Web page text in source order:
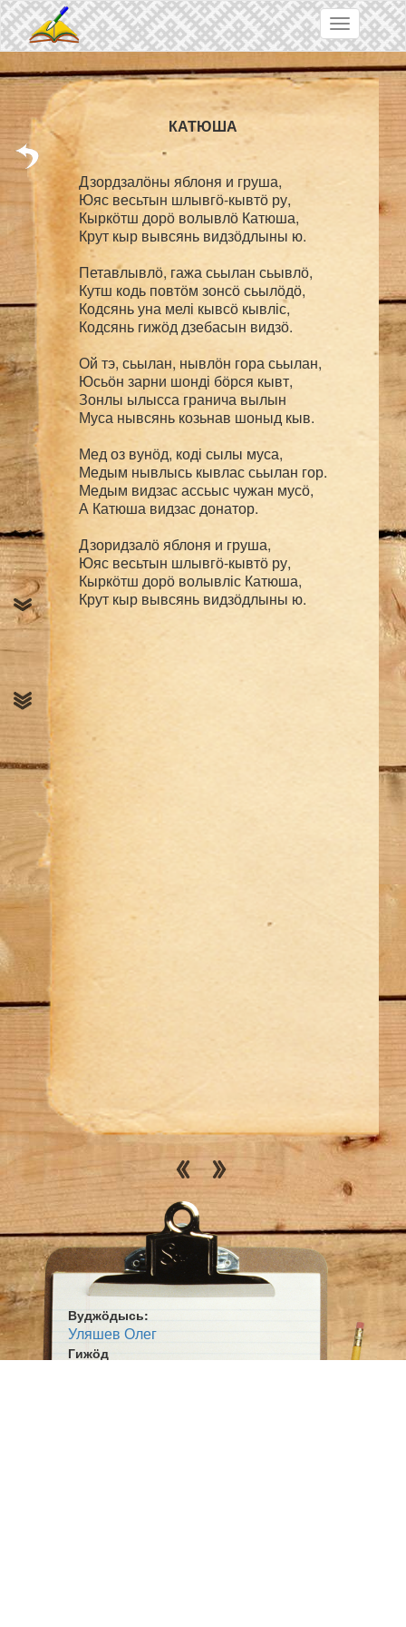
Skip to main content
Toggle
navigation
Дзордзалӧны яблоня и груша,
Юяс весьтын шлывгӧ-кывтӧ ру,
Кыркӧтш дорӧ волывлӧ Катюша,
Крут кыр вывсянь видзӧдлыны ю.
Петавлывлӧ, гажа сьылан сьывлӧ,
Кутш кодь повтӧм зонсӧ сьылӧдӧ,
Кодсянь уна мелі кывсӧ кывліс,
Кодсянь гижӧд дзебасын видзӧ.
Ой тэ, сьылан, нывлӧн гора сьылан,
Юсьӧн зарни шонді бӧрся кывт,
Зонлы ылысса гранича вылын
Муса нывсянь козьнав шоныд кыв.
Мед оз вунӧд, коді сылы муса,
Медым нывлысь кывлас сьылан гор.
Медым видзас ассьыс чужан мусӧ,
А Катюша видзас донатор.
Дзоридзалӧ яблоня и груша,
Юяс весьтын шлывгӧ-кывтӧ ру,
Кыркӧтш дорӧ волывліс Катюша,
Крут кыр вывсянь видзӧдлыны ю.
Вуджӧдысь:
Уляшев Олег
Гижӧд